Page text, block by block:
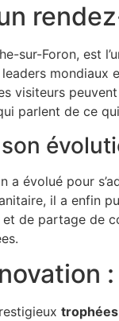
sur-Foron, est
visiteurs
parlent de ce
a évolué pour
il a enfin
et de partage
trophées